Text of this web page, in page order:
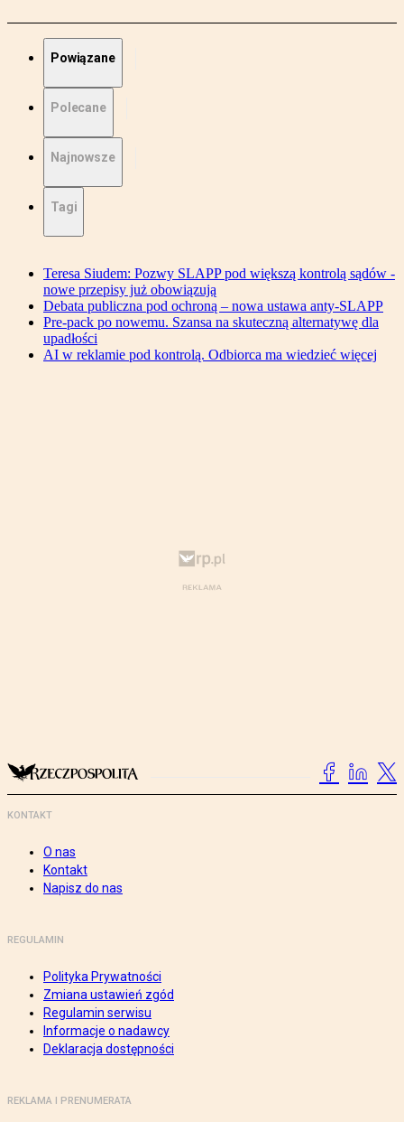
Powiązane
Polecane
Najnowsze
Tagi
Teresa Siudem: Pozwy SLAPP pod większą kontrolą sądów -
nowe przepisy już obowiązują
Debata publiczna pod ochroną – nowa ustawa anty-SLAPP
Pre-pack po nowemu. Szansa na skuteczną alternatywę dla
upadłości
AI w reklamie pod kontrolą. Odbiorca ma wiedzieć więcej
KONTAKT
O nas
Kontakt
Napisz do nas
REGULAMIN
Polityka Prywatności
Zmiana ustawień zgód
Regulamin serwisu
Informacje o nadawcy
Deklaracja dostępności
REKLAMA I PRENUMERATA